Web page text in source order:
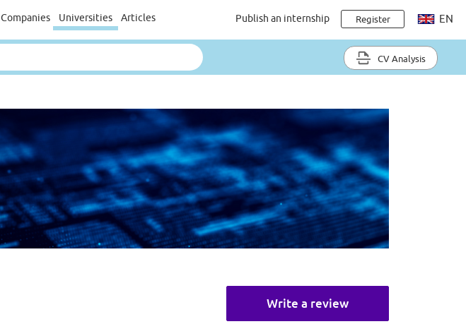
Companies Universities Articles Publish an internship Register EN
CV Analysis
Write a review